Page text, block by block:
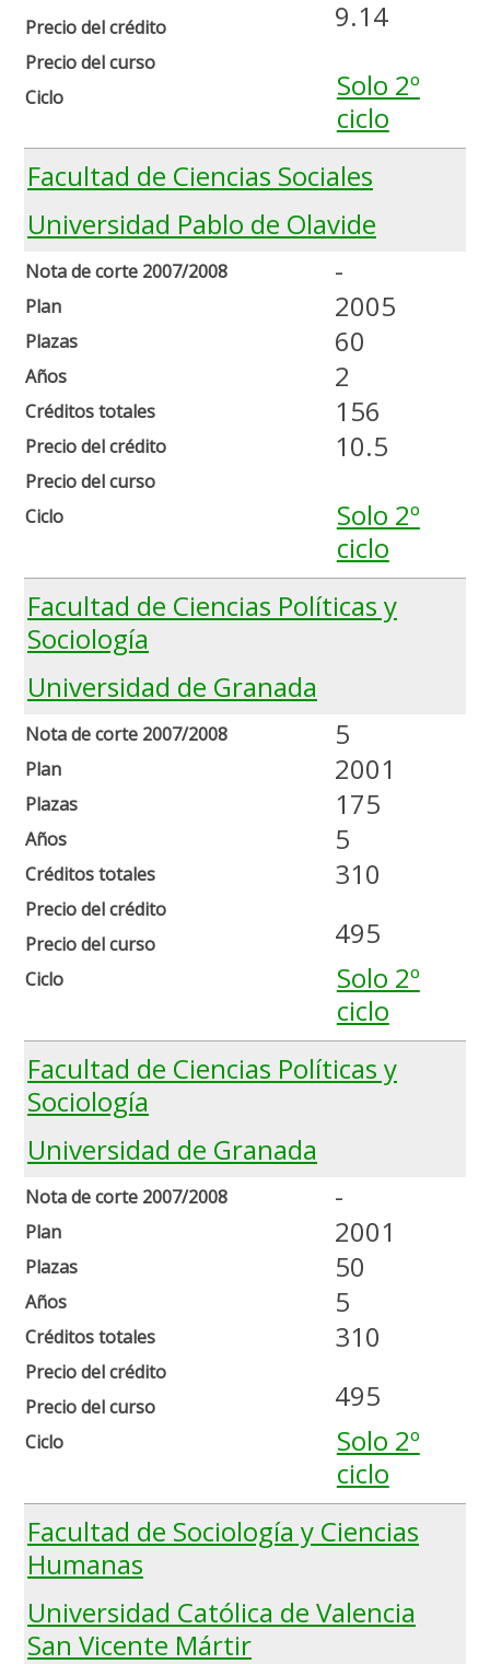
Precio del crédito
Precio del curso
Ciclo
9.14
Solo 2º
ciclo
Facultad de Ciencias Sociales
Universidad Pablo de Olavide
Nota de corte 2007/2008
Plan
Plazas
Años
Créditos totales
Precio del crédito
Precio del curso
Ciclo
-
2005
60
2
156
10.5
Solo 2º
ciclo
Facultad de Ciencias Políticas y
Sociología
Universidad de Granada
Nota de corte 2007/2008
Plan
Plazas
Años
Créditos totales
Precio del crédito
Precio del curso
Ciclo
5
2001
175
5
310
495
Solo 2º
ciclo
Facultad de Ciencias Políticas y
Sociología
Universidad de Granada
Nota de corte 2007/2008
Plan
Plazas
Años
Créditos totales
Precio del crédito
Precio del curso
Ciclo
-
2001
50
5
310
495
Solo 2º
ciclo
Facultad de Sociología y Ciencias
Humanas
Universidad Católica de Valencia
San Vicente Mártir